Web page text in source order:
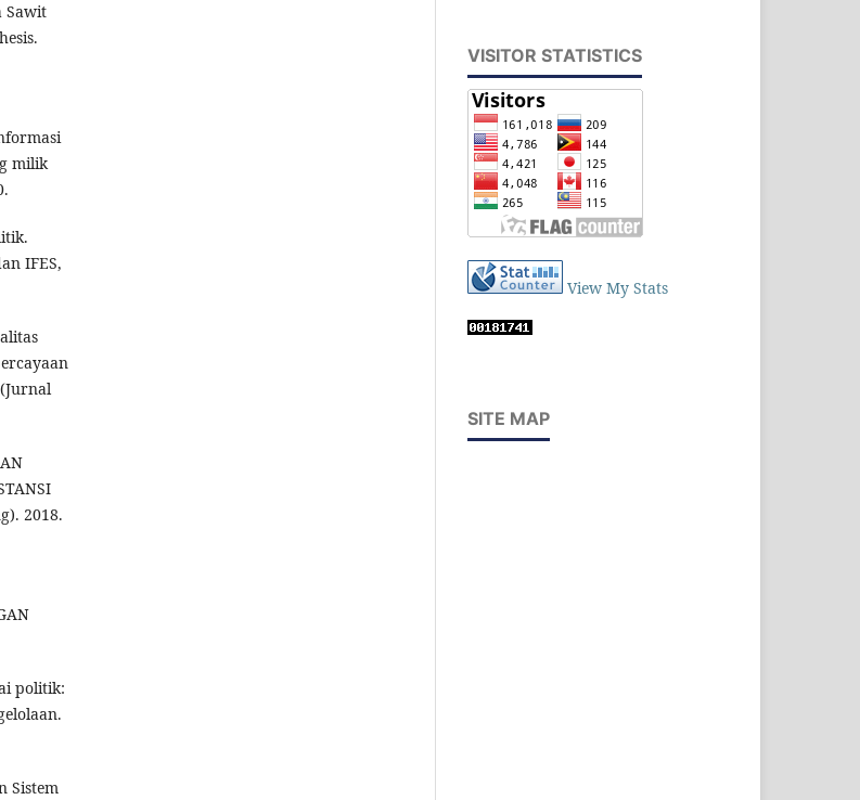
Sawit
milik
IFES,
2018.
politik:
Sistem
VISITOR STATISTICS
View My Stats
SITE MAP